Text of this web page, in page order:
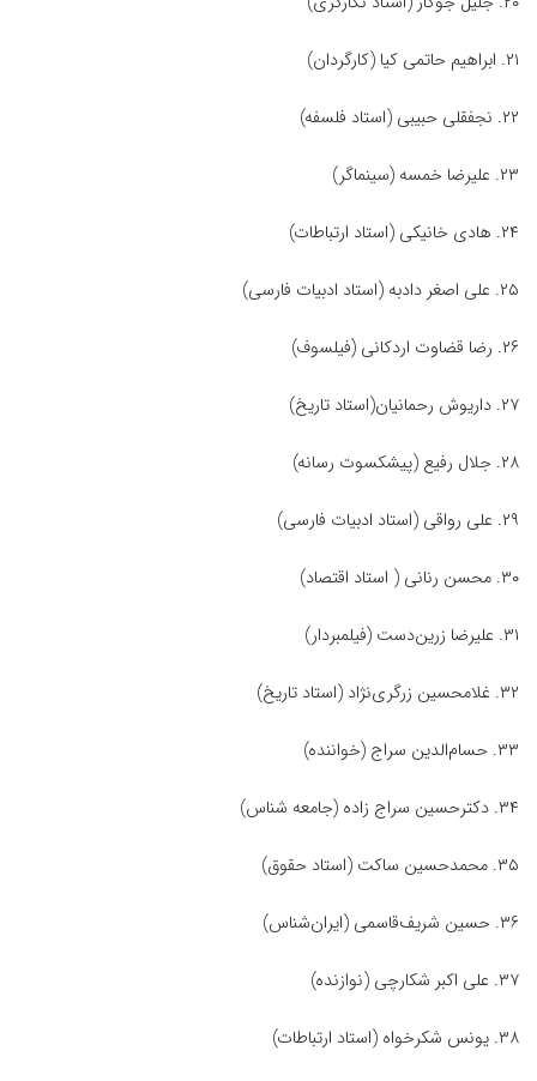
۲۱. ابراهیم حاتمی کیا (کارگردان)
۲۲. نجفقلی حبیبی (استاد فلسفه)
۲۳. علیرضا خمسه (سینماگر)
۲۴. هادی خانیکی (استاد ارتباطات)
۲۵. علی اصغر دادبه (استاد ادبیات فارسی)
۲۶. رضا قضاوت اردکانی (فیلسوف)
۲۷. داریوش رحمانیان(استاد تاریخ)
۲۸. جلال رفیع (پیشکسوت رسانه)
۲۹. علی رواقی (استاد ادبیات فارسی)
۳۰. محسن رنانی ( استاد اقتصاد)
۳۱. علیرضا زرین‌دست (فیلمبردار)
۳۲. غلامحسین زرگری‌نژاد (استاد تاریخ)
۳۳. حسام‌الدین سراج (خواننده)
۳۴. دکترحسین سراج زاده (جامعه شناس)
۳۵. محمدحسین ساکت (استاد حقوق)
۳۶. حسین شریف‌قاسمی (ایران‌شناس)
۳۷. علی اکبر شکارچی (نوازنده)
۳۸. یونس شکرخواه (استاد ارتباطات)